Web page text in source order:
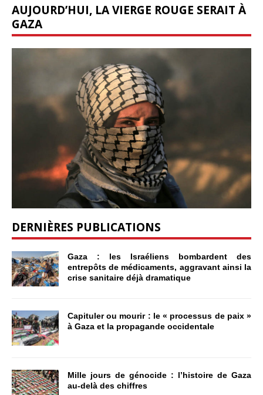
AUJOURD’HUI, LA VIERGE ROUGE SERAIT À
GAZA
DERNIÈRES PUBLICATIONS
Gaza : les Israéliens bombardent des
entrepôts de médicaments, aggravant ainsi la
crise sanitaire déjà dramatique
Capituler ou mourir : le « processus de paix »
à Gaza et la propagande occidentale
Mille jours de génocide : l’histoire de Gaza
au-delà des chiffres